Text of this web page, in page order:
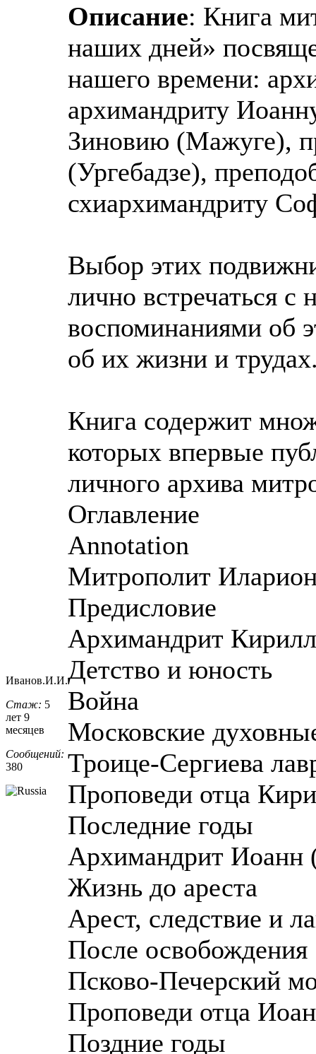
Иванов.И.И.
Стаж: 5
лет 9
месяцев
Сообщений:
380
Описание: Книга
наших дней»
нашего времени:
архимандриту
Зиновию (Мажуге),
(Ургебадзе),
схиархимандриту
Выбор этих
лично встречаться с
воспоминаниями об
об их жизни и
Книга содержит
которых впервые
личного архива
Оглавление
Annotation
Митрополит
Предисловие
Архимандрит
Детство и юность
Война
Московские
Троице-Сергиева
Проповеди отца
Последние годы
Архимандрит Иоанн
Жизнь до ареста
Арест, следствие и
После освобождения
Псково-Печерский
Проповеди отца
Поздние годы